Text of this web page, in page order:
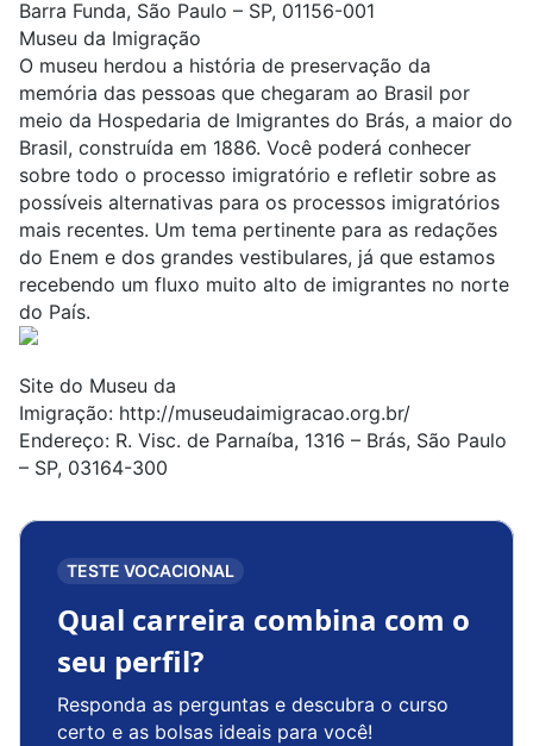
Barra Funda, São Paulo – SP, 01156-001
Museu da Imigração
O museu herdou a história de preservação da
memória das pessoas que chegaram ao Brasil por
meio da Hospedaria de Imigrantes do Brás, a maior do
Brasil, construída em 1886. Você poderá conhecer
sobre todo o processo imigratório e refletir sobre as
possíveis alternativas para os processos imigratórios
mais recentes. Um tema pertinente para as redações
do Enem e dos grandes vestibulares, já que estamos
recebendo um fluxo muito alto de imigrantes no norte
do País.
Site do Museu da
Imigração: http://museudaimigracao.org.br/
Endereço: R. Visc. de Parnaíba, 1316 – Brás, São Paulo
– SP, 03164-300
TESTE VOCACIONAL
Qual carreira combina com o
seu perfil?
Responda as perguntas e descubra o curso
certo e as bolsas ideais para você!